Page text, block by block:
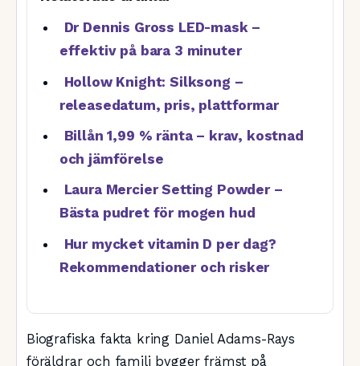
Dr Dennis Gross LED-mask –
effektiv på bara 3 minuter
Hollow Knight: Silksong –
releasedatum, pris, plattformar
Billån 1,99 % ränta – krav, kostnad
och jämförelse
Laura Mercier Setting Powder –
Bästa pudret för mogen hud
Hur mycket vitamin D per dag?
Rekommendationer och risker
Biografiska fakta kring Daniel Adams-Rays
föräldrar och familj bygger främst på